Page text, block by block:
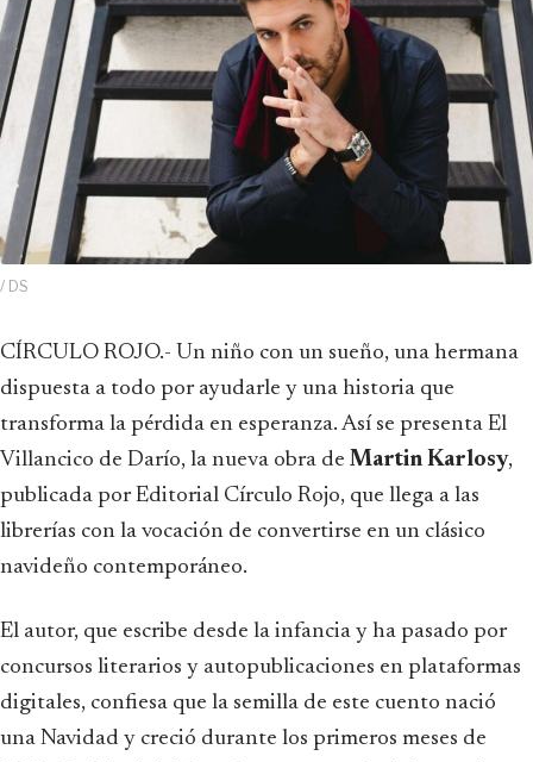
/ DS
CÍRCULO ROJO.- Un niño con un sueño, una hermana
dispuesta a todo por ayudarle y una historia que
transforma la pérdida en esperanza. Así se presenta El
Villancico de Darío, la nueva obra de Martin Karlosy,
publicada por Editorial Círculo Rojo, que llega a las
librerías con la vocación de convertirse en un clásico
navideño contemporáneo.
El autor, que escribe desde la infancia y ha pasado por
concursos literarios y autopublicaciones en plataformas
digitales, confiesa que la semilla de este cuento nació
una Navidad y creció durante los primeros meses de